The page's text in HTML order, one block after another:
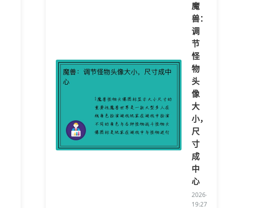
魔
兽：
调
节
怪
物
头
像
大
小，
尺
寸
成
中
心
2026-05-11
19:27:40/li>